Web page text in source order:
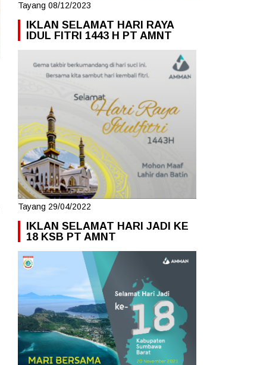
Tayang 08/12/2023
IKLAN SELAMAT HARI RAYA
IDUL FITRI 1443 H PT AMNT
Tayang 29/04/2022
IKLAN SELAMAT HARI JADI KE
18 KSB PT AMNT